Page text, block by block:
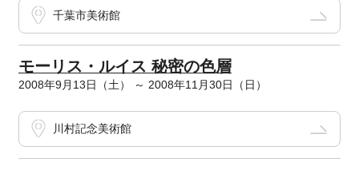
千葉市美術館
モーリス・ルイス 秘密の色層
2008年9月13日（土） ～ 2008年11月30日（日）
川村記念美術館